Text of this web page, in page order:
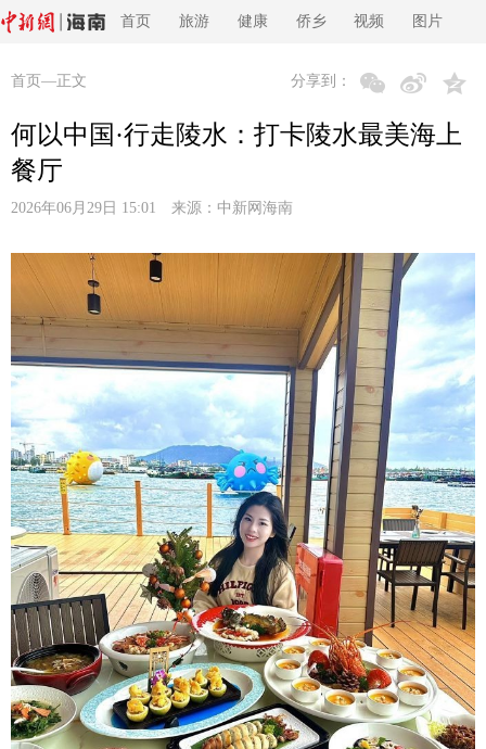
首页 旅游 健康 侨乡 视频 图片
首页 —正文 分享到：
何以中国·行走陵水：打卡陵水最美海上
餐厅
2026年06月29日 15:01 来源： 中新网海南